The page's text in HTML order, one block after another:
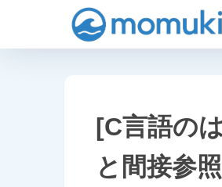
[C言語の
と間接参照